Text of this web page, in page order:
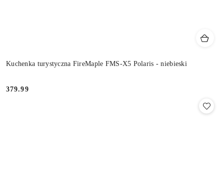
Kuchenka turystyczna FireMaple FMS-X5 Polaris - niebieski
Cena:
379.99